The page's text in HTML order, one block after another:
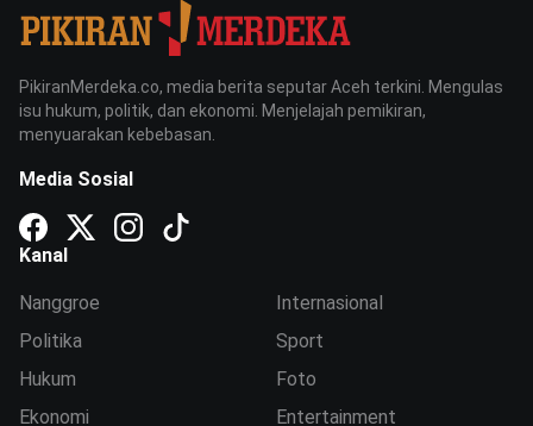
PikiranMerdeka.co, media berita seputar Aceh terkini. Mengulas
isu hukum, politik, dan ekonomi. Menjelajah pemikiran,
menyuarakan kebebasan.
Media Sosial
Kanal
Nanggroe
Politika
Hukum
Ekonomi
Internasional
Sport
Foto
Entertainment